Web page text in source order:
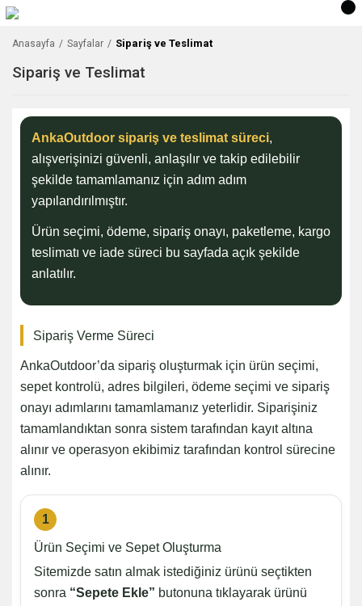
Anasayfa Sayfalar Sipariş ve Teslimat
Sipariş ve Teslimat
AnkaOutdoor sipariş ve teslimat süreci,
alışverişinizi güvenli, anlaşılır ve takip edilebilir
şekilde tamamlamanız için adım adım
yapılandırılmıştır.
Ürün seçimi, ödeme, sipariş onayı, paketleme, kargo
teslimatı ve iade süreci bu sayfada açık şekilde
anlatılır.
Sipariş Verme Süreci
AnkaOutdoor’da sipariş oluşturmak için ürün seçimi,
sepet kontrolü, adres bilgileri, ödeme seçimi ve sipariş
onayı adımlarını tamamlamanız yeterlidir. Siparişiniz
tamamlandıktan sonra sistem tarafından kayıt altına
alınır ve operasyon ekibimiz tarafından kontrol sürecine
alınır.
1
Ürün Seçimi ve Sepet Oluşturma
Sitemizde satın almak istediğiniz ürünü seçtikten
sonra “Sepete Ekle” butonuna tıklayarak ürünü